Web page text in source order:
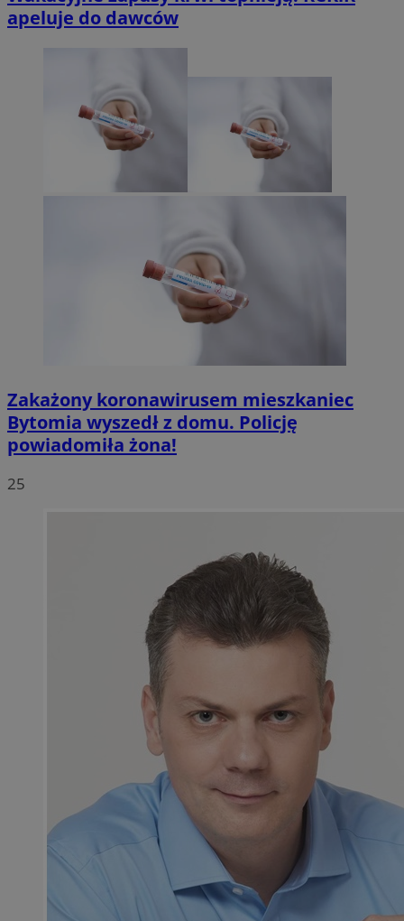
apeluje do dawców
Zakażony koronawirusem mieszkaniec
Bytomia wyszedł z domu. Policję
powiadomiła żona!
25